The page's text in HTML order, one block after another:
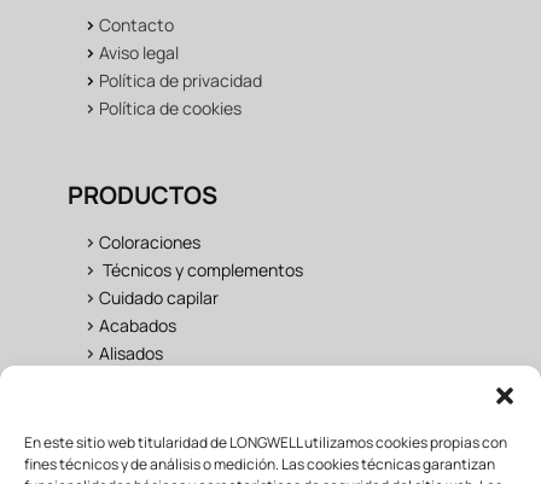
En este sitio web titularidad de LONGWELL utilizamos cookies propias con
fines técnicos y de análisis o medición. Las cookies técnicas garantizan
> Contacto
> Aviso legal
> Política de privacidad
> Política de cookies
PRODUCTOS
> Coloraciones
> Técnicos y complementos
> Cuidado capilar
> Acabados
> Alisados
UNIVERSO LONGWELL